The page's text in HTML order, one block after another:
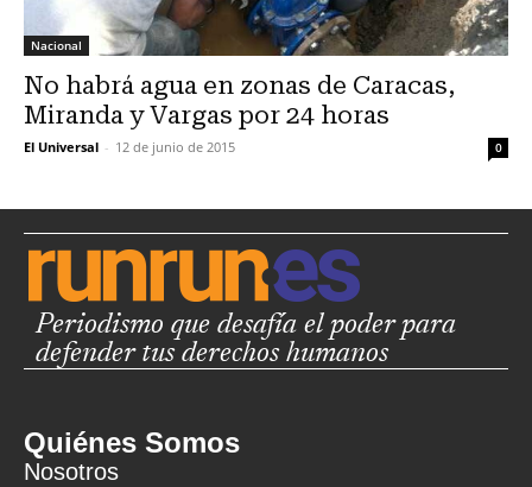
Nacional
No habrá agua en zonas de Caracas,
Miranda y Vargas por 24 horas
El Universal - 12 de junio de 2015 0
Periodismo que desafía el poder para
defender tus derechos humanos
Quiénes Somos
Nosotros